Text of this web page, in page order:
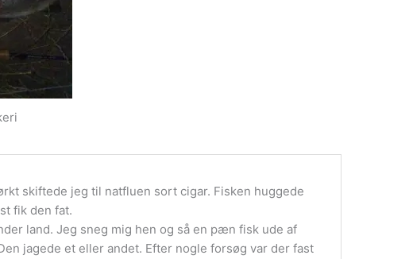
skiftede jeg til natfluen sort cigar. Fisken huggede
fik den fat.
land. Jeg sneg mig hen og så en pæn fisk ude af
jagede et eller andet. Efter nogle forsøg var der fast